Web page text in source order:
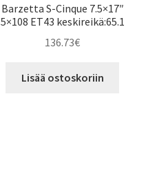
Barzetta S-Cinque 7.5×17″
5×108 ET43 keskireikä:65.1
136.73€
Lisää ostoskoriin